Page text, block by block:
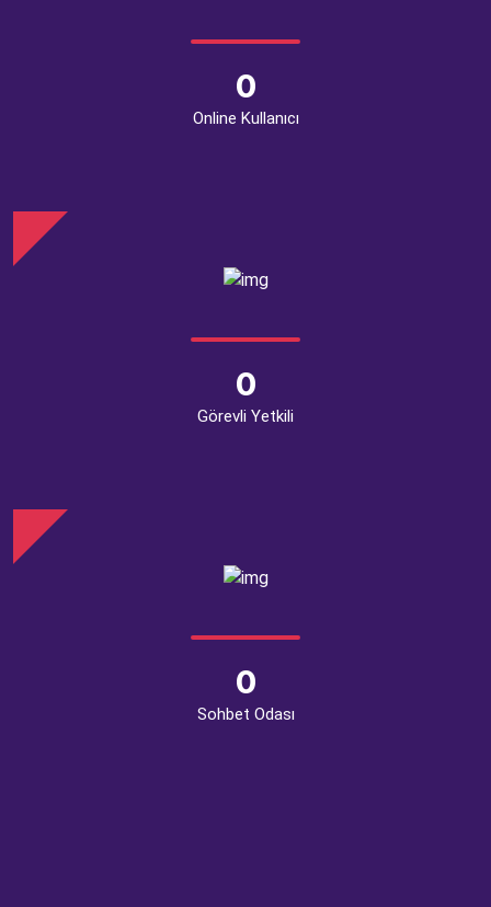
0
Online Kullanıcı
0
Görevli Yetkili
0
Sohbet Odası